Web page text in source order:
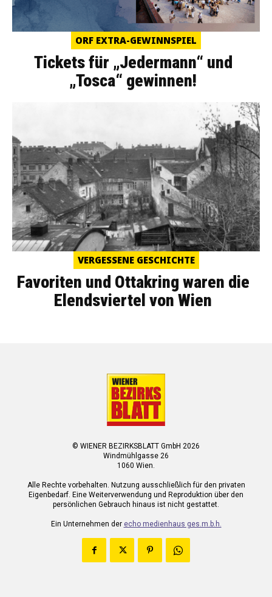
ORF EXTRA-GEWINNSPIEL
Tickets für „Jedermann“ und
„Tosca“ gewinnen!
VERGESSENE GESCHICHTE
Favoriten und Ottakring waren die
Elendsviertel von Wien
© WIENER BEZIRKSBLATT GmbH 2026
Windmühlgasse 26
1060 Wien.
Alle Rechte vorbehalten. Nutzung ausschließlich für den privaten
Eigenbedarf. Eine Weiterverwendung und Reproduktion über den
persönlichen Gebrauch hinaus ist nicht gestattet.
Ein Unternehmen der echo medienhaus ges.m.b.h.